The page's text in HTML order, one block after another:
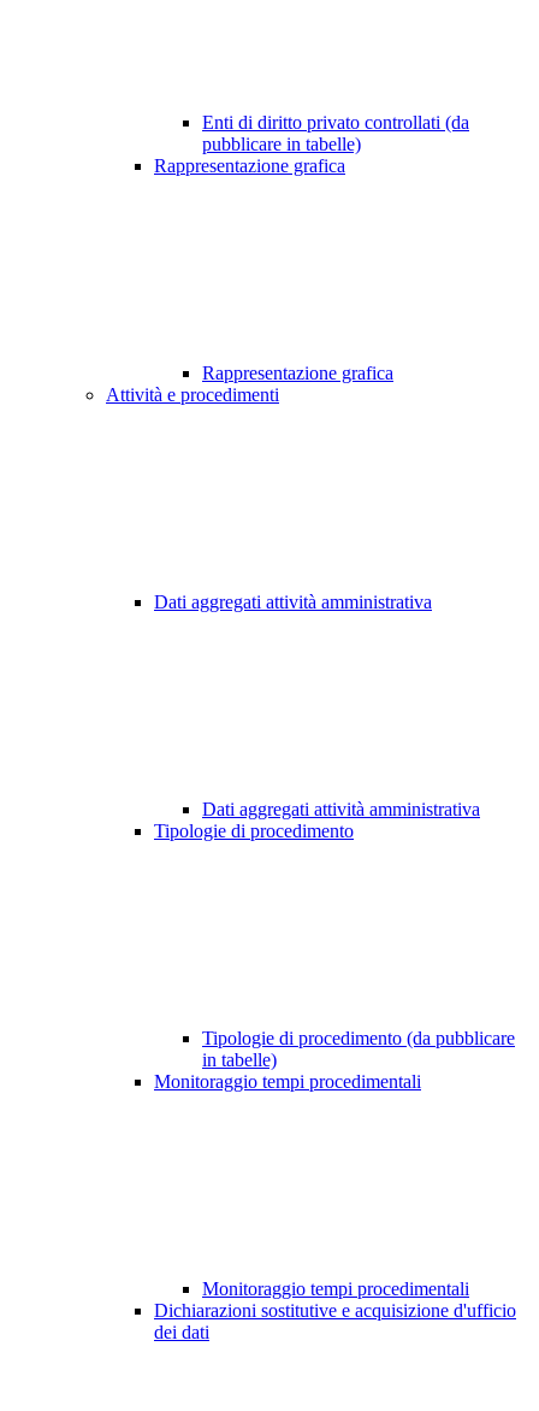
Enti di diritto privato controllati (da
pubblicare in tabelle)
Rappresentazione grafica
Rappresentazione grafica
Attività e procedimenti
Dati aggregati attività amministrativa
Dati aggregati attività amministrativa
Tipologie di procedimento
Tipologie di procedimento (da pubblicare
in tabelle)
Monitoraggio tempi procedimentali
Monitoraggio tempi procedimentali
Dichiarazioni sostitutive e acquisizione d'ufficio
dei dati